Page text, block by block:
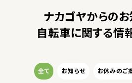
ナカゴヤからのお
自転車に関する情
カテゴリー
全て
お知らせ お休みのご